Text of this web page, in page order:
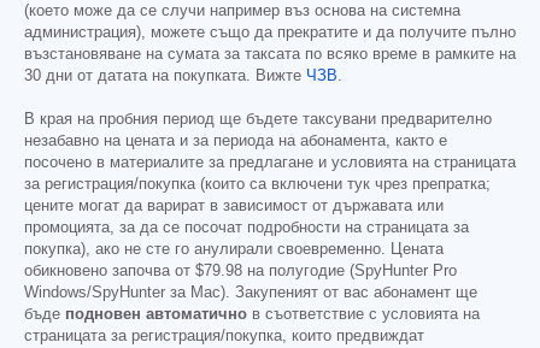
(което може да се случи например въз основа на системна
администрация), можете също да прекратите и да получите пълно
възстановяване на сумата за таксата по всяко време в рамките на
30 дни от датата на покупката. Вижте ЧЗВ.
В края на пробния период ще бъдете таксувани предварително
незабавно на цената и за периода на абонамента, както е
посочено в материалите за предлагане и условията на страницата
за регистрация/покупка (които са включени тук чрез препратка;
цените могат да варират в зависимост от държавата или
промоцията, за да се посочат подробности на страницата за
покупка), ако не сте го анулирали своевременно. Цената
обикновено започва от $79.98 на полугодие (SpyHunter Pro
Windows/SpyHunter за Mac). Закупеният от вас абонамент ще
бъде подновен автоматично в съответствие с условията на
страницата за регистрация/покупка, които предвиждат